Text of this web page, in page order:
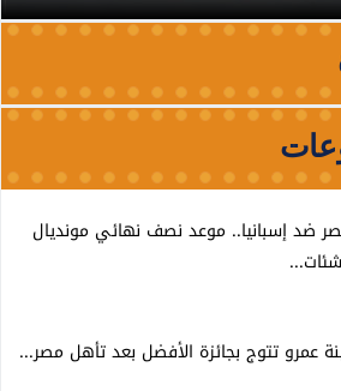
ضد إسبانيا.. موعد نصف نهائي مونديال
عمرو تتوج بجائزة الأفضل بعد تأهل مصر...